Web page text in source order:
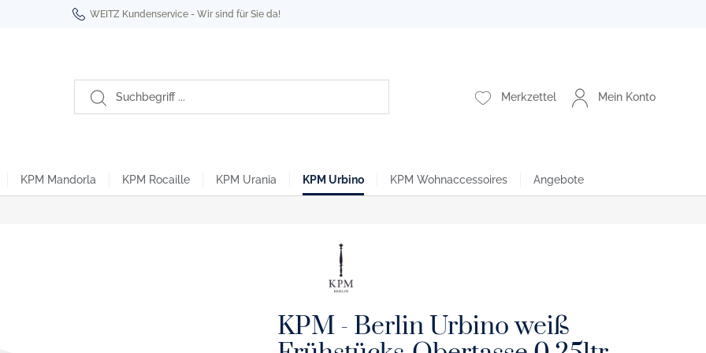
WEITZ Kundenservice - Wir sind für Sie da!
Merkzettel Mein Konto
KPM Mandorla KPM Rocaille KPM Urania KPM Urbino KPM Wohnaccessoires Angebote
KPM - Berlin Urbino weiß